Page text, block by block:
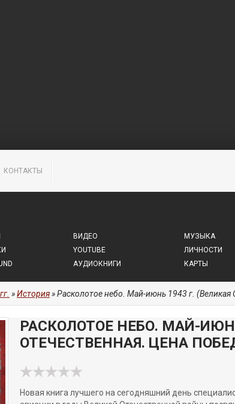
КОНТАКТЫ
ВИДЕО
YOUTUBE
АУДИОКНИГИ
МУЗЫКА
ЛИЧНОСТИ
КАРТЫ
»История» Расколотое небо. Май-июнь 1943 г.
РАСКОЛОТОЕ НЕБО. МАЙ-
ОТЕЧЕСТВЕННАЯ. ЦЕНА
Новая книга лучшего на сегодняшний день